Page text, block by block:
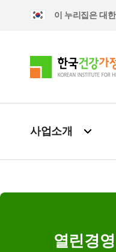
이 누리집은 대
사업소개
열린경영